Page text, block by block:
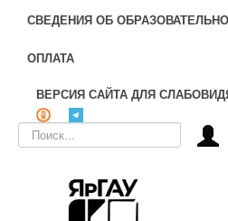
СВЕДЕНИЯ ОБ
ОПЛАТА
ВЕРСИЯ САЙТА ДЛЯ
Искать...